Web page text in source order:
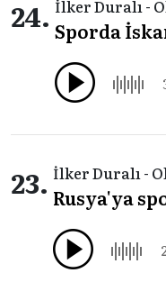
24. İlker Duralı -
Sporda
23. İlker Duralı -
Rusya'ya